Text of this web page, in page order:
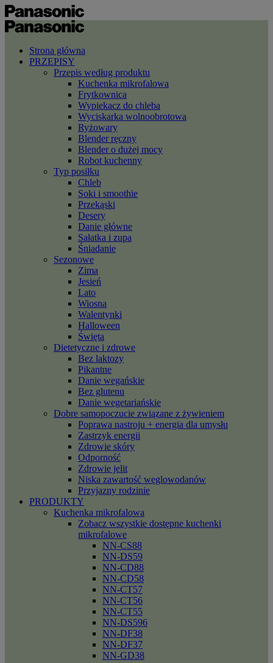
Strona główna
PRZEPISY
Przepis według produktu
Kuchenka mikrofalowa
Frytkownica
Wypiekacz do chleba
Wyciskarka wolnoobrotowa
Ryżowary
Blender ręczny
Blender o dużej mocy
Robot kuchenny
Typ posiłku
Chleb
Soki i smoothie
Przekąski
Desery
Danie główne
Sałatka i zupa
Śniadanie
Sezonowe
Zima
Jesień
Lato
Wiosna
Walentynki
Halloween
Święta
Dietetyczne i zdrowe
Bez laktozy
Pikantne
Danie wegańskie
Bez glutenu
Danie wegetariańskie
Dobre samopoczucie związane z żywieniem
Poprawa nastroju + energia dla umysłu
Zastrzyk energii
Zdrowie skóry
Odporność
Zdrowie jelit
Niska zawartość węglowodanów
Przyjazny rodzinie
PRODUKTY
Kuchenka mikrofalowa
Zobacz wszystkie dostępne kuchenki
mikrofalowe
NN-CS88
NN-DS59
NN-CD88
NN-CD58
NN-CT57
NN-CT56
NN-CT55
NN-DS596
NN-DF38
NN-DF37
NN-GD38